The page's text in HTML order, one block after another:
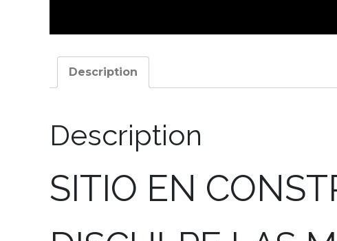
Description
Description
SITIO EN